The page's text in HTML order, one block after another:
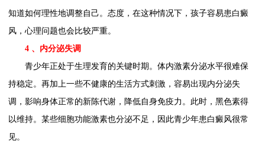
知道如何理性地调整自己。态度，在这种情况下，孩子容易患白癜
风，心理问题也会比较严重。
4 、内分泌失调
青少年正处于生理发育的关键时期。体内激素分泌水平很难保
持稳定。再加上一些不健康的生活方式刺激，容易出现内分泌失
调，影响身体正常的新陈代谢，降低自身免疫力。此时，黑色素得
以维持。某些细胞功能激素也分泌不足，因此青少年患白癜风很常
见。